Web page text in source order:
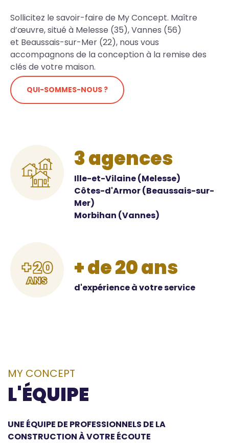
Sollicitez le savoir-faire de My Concept. Maître
d’œuvre, situé à Melesse (35), Vannes (56)
et Beaussais-sur-Mer (22), nous vous
accompagnons de la conception à la remise des
clés de votre maison.
QUI-SOMMES-NOUS ?
3 agences
Ille-et-Vilaine (Melesse)
Côtes-d'Armor (Beaussais-sur-
Mer)
Morbihan (Vannes)
+ de 20 ans
d'expérience à votre service
Body
MY CONCEPT
L'ÉQUIPE
UNE ÉQUIPE DE PROFESSIONNELS DE LA
CONSTRUCTION À VOTRE ÉCOUTE